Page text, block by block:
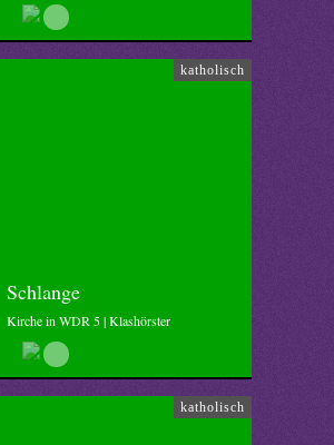
katholisch
Schlange
Kirche in WDR 5 | Klashörster
katholisch